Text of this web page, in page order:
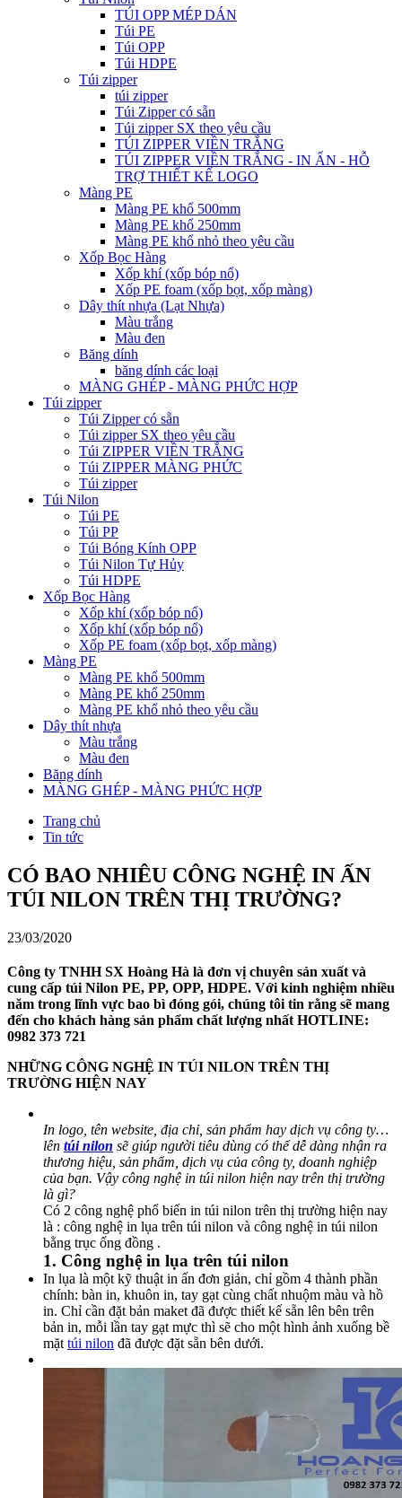
TÚI OPP MÉP DÁN
Túi PE
Túi OPP
Túi HDPE
Túi zipper
túi zipper
Túi Zipper có sẵn
Túi zipper SX theo yêu cầu
TÚI ZIPPER VIỀN TRẮNG
TÚI ZIPPER VIỀN TRẮNG - IN ẤN - HỖ
TRỢ THIẾT KẾ LOGO
Màng PE
Màng PE khổ 500mm
Màng PE khổ 250mm
Màng PE khổ nhỏ theo yêu cầu
Xốp Bọc Hàng
Xốp khí (xốp bóp nổ)
Xốp PE foam (xốp bọt, xốp màng)
Dây thít nhựa (Lạt Nhựa)
Màu trắng
Màu đen
Băng dính
băng dính các loại
MÀNG GHÉP - MÀNG PHỨC HỢP
Túi zipper
Túi Zipper có sẵn
Túi zipper SX theo yêu cầu
Túi ZIPPER VIỀN TRẮNG
Túi ZIPPER MÀNG PHỨC
Túi zipper
Túi Nilon
Túi PE
Túi PP
Túi Bóng Kính OPP
Túi Nilon Tự Hủy
Túi HDPE
Xốp Bọc Hàng
Xốp khí (xốp bóp nổ)
Xốp khí (xốp bóp nổ)
Xốp PE foam (xốp bọt, xốp màng)
Màng PE
Màng PE khổ 500mm
Màng PE khổ 250mm
Màng PE khổ nhỏ theo yêu cầu
Dây thít nhựa
Màu trắng
Màu đen
Băng dính
MÀNG GHÉP - MÀNG PHỨC HỢP
Trang chủ
Tin tức
CÓ BAO NHIÊU CÔNG NGHỆ IN ẤN
TÚI NILON TRÊN THỊ TRƯỜNG?
23/03/2020
Công ty TNHH SX Hoàng Hà là đơn vị chuyên sản xuất và
cung cấp túi Nilon PE, PP, OPP, HDPE. Với kinh nghiệm nhiều
năm trong lĩnh vực bao bì đóng gói, chúng tôi tin rằng sẽ mang
đến cho khách hàng sản phẩm chất lượng nhất HOTLINE:
0982 373 721
NHỮNG CÔNG NGHỆ IN TÚI NILON TRÊN THỊ
TRƯỜNG HIỆN NAY
In logo, tên website, địa chỉ, sản phẩm hay dịch vụ công ty…
lên túi nilon sẽ giúp người tiêu dùng có thể dễ dàng nhận ra
thương hiệu, sản phẩm, dịch vụ của công ty, doanh nghiệp
của bạn. Vậy công nghệ in túi nilon hiện nay trên thị trường
là gì?
Có 2 công nghệ phổ biến in túi nilon trên thị trường hiện nay
là : công nghệ in lụa trên túi nilon và công nghệ in túi nilon
bằng trục ống đồng .
1. Công nghệ in lụa trên túi nilon
In lụa là một kỹ thuật in ấn đơn giản, chỉ gồm 4 thành phần
chính: bàn in, khuôn in, tay gạt cùng chất nhuộm màu và hồ
in. Chỉ cần đặt bản maket đã được thiết kế sẵn lên bên trên
bản in, mỗi lần tay gạt mực thì sẽ cho một hình ảnh xuống bề
mặt túi nilon đã được đặt sẵn bên dưới.